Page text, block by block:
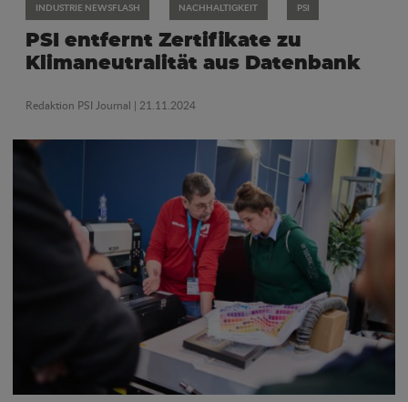
INDUSTRIE NEWSFLASH NACHHALTIGKEIT PSI
PSI entfernt Zertifikate zu
Klimaneutralität aus Datenbank
Redaktion PSI Journal | 21.11.2024